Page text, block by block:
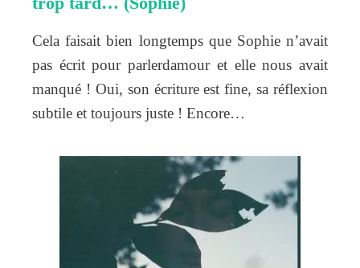
Cela faisait bien longtemps que Sophie n’avait
pas écrit pour parlerdamour et elle nous avait
manqué ! Oui, son écriture est fine, sa réflexion
subtile et toujours juste ! Encore…